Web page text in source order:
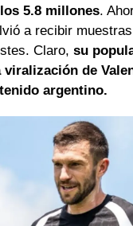
los 5.8 millones.
a recibir
Claro, su
viralización de
argentino.